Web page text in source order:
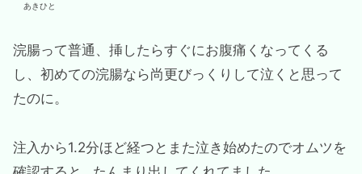
あきひと
浣腸って普通、挿したらすぐにお腹痛くなってくる
し、初めての浣腸なら尚更びっくりして泣くと思って
たのに。
注入から1.2分ほど経つとまた泣き始めたのでオムツを